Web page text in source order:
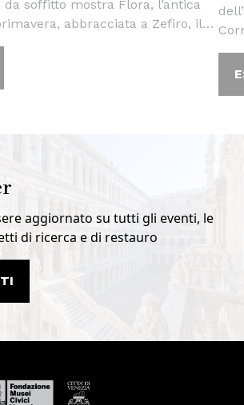
soffitto mostra Flora, l’antica
abbracciata a Zefiro, il…
aggiornato su tutti gli eventi, le
di ricerca e di restauro